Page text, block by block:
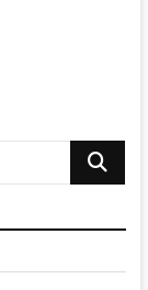
Buscar